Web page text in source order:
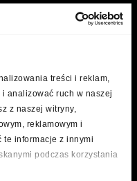
treści i reklam,
analizować ruch w naszej
z naszej witryny,
reklamowym i
te informacje z innymi
podczas korzystania